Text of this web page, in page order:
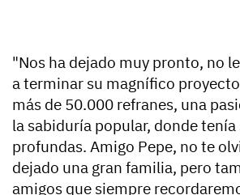
"Nos ha dejado muy pronto, no
a terminar su magnífico
más de 50.000 refranes, una
la sabiduría popular, donde tenía
profundas. Amigo Pepe, no te
dejado una gran familia, pero
amigos que siempre